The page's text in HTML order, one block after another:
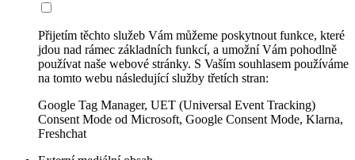
Přijetím těchto služeb Vám můžeme poskytnout funkce, které
jdou nad rámec základních funkcí, a umožní Vám pohodlně
používat naše webové stránky. S Vaším souhlasem používáme
na tomto webu následující služby třetích stran:
Google Tag Manager, UET (Universal Event Tracking)
Consent Mode od Microsoft, Google Consent Mode, Klarna,
Freshchat